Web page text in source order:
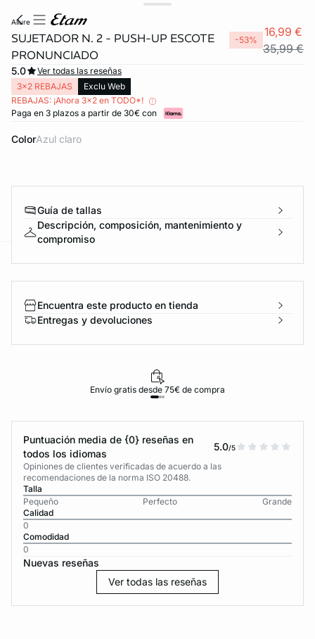
INVISIBLE
allure
SUJETADOR N. 2 - PUSH-UP ESCOTE
PRONUNCIADO
-53%
16,99 €
35,99 €
5.0
Ver todas las reseñas
3x2 REBAJAS
Exclu Web
REBAJAS: ¡Ahora 3x2 en TODO*!
Paga en 3 plazos a partir de 30€ con
Color azul claro
Guía de tallas
Descripción, composición, mantenimiento y
compromiso
Encuentra este producto en tienda
Entregas y devoluciones
Envío gratis desde 75€ de compra
Puntuación media de {0} reseñas en
todos los idiomas
5.0/5
Opiniones de clientes verificadas de acuerdo a las
recomendaciones de la norma ISO 20488.
Talla
Pequeño
Perfecto
Grande
Calidad
0
Comodidad
0
Nuevas reseñas
Ver todas las reseñas